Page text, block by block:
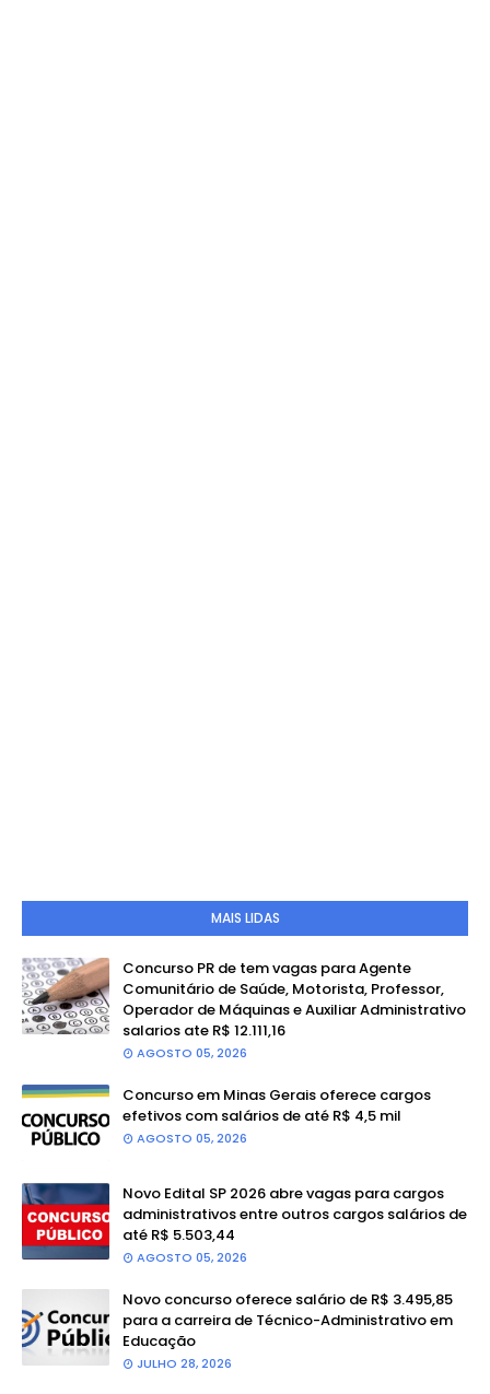
MAIS LIDAS
Concurso PR de tem vagas para Agente
Comunitário de Saúde, Motorista, Professor,
Operador de Máquinas e Auxiliar Administrativo
salarios ate R$ 12.111,16
AGOSTO 05, 2026
Concurso em Minas Gerais oferece cargos
efetivos com salários de até R$ 4,5 mil
AGOSTO 05, 2026
Novo Edital SP 2026 abre vagas para cargos
administrativos entre outros cargos salários de
até R$ 5.503,44
AGOSTO 05, 2026
Novo concurso oferece salário de R$ 3.495,85
para a carreira de Técnico-Administrativo em
Educação
JULHO 28, 2026